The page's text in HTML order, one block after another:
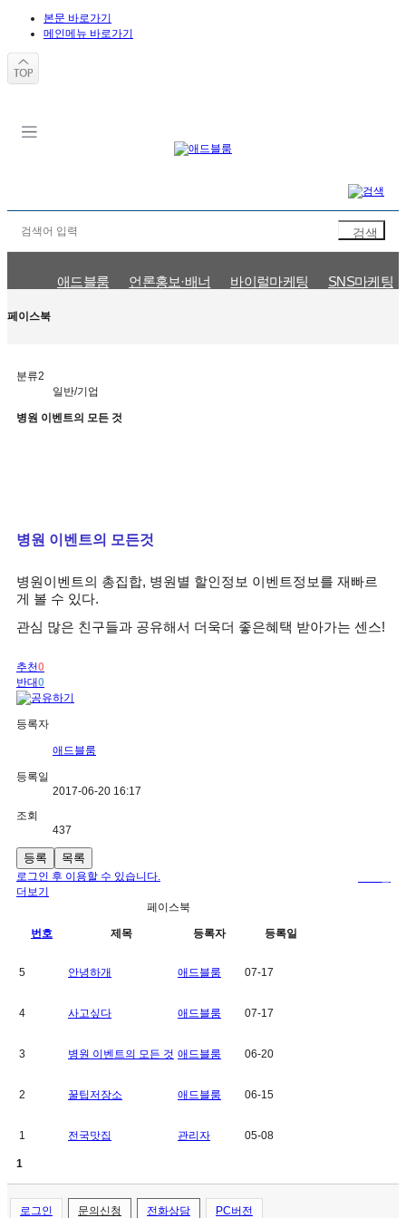
본문 바로가기
메인메뉴 바로가기
애드블룸 언론홍보·배너 바이럴마케팅 SNS마케팅
페이스북
분류2
일반/기업
병원 이벤트의 모든 것
병원 이벤트의 모든것
병원이벤트의 총집합, 병원별 할인정보 이벤트정보를 재빠르
게 볼 수 있다.
관심 많은 친구들과 공유해서 더욱더 좋은혜택 받아가는 센스!
추천0
반대0
등록자
애드블룸
등록일
2017-06-20 16:17
조회
437
등록 목록
로그인 후 이용할 수 있습니다.
더보기
페이스북
번호 제목 등록자 등록일
5 안녕하개 애드블룸 07-17
4 사고싶다 애드블룸 07-17
3 병원 이벤트의 모든 것 애드블룸 06-20
2 꿀팁저장소 애드블룸 06-15
1 전국맛집 관리자 05-08
1
로그인 문의신청 전화상담 PC버전